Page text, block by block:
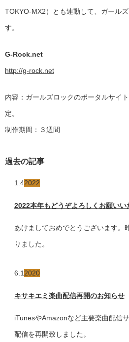
TOKYO-MX2）とも連動して、ガール
す。
G-Rock.net
http://g-rock.net
内容：ガールズロックのポータルサイ
定。
制作期間：３週間
過去の記事
1.42022
2022本年もどうぞよろしくお願いい
あけましておめでとうございます。
りました。
6.1 2020
キサキエミ楽曲配信再開のお知らせ
iTunesやAmazonなど主要楽曲配信
配信を再開致しました。